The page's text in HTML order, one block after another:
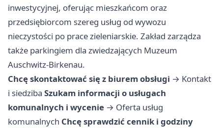
inwestycyjnej, oferując mieszkańcom oraz
przedsiębiorcom szereg usług od wywozu
nieczystości po prace zieleniarskie. Zakład zarządza
także parkingiem dla zwiedzających Muzeum
Auschwitz-Birkenau.
Chcę skontaktować się z biurem obsługi → Kontakt
i siedziba Szukam informacji o usługach
komunalnych i wycenie → Oferta usług
komunalnych Chcę sprawdzić cennik i godziny